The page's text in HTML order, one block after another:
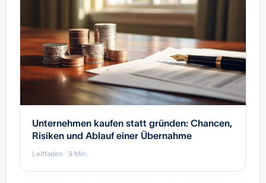
Unternehmen kaufen statt gründen: Chancen,
Risiken und Ablauf einer Übernahme
Leitfaden · 9 Min.